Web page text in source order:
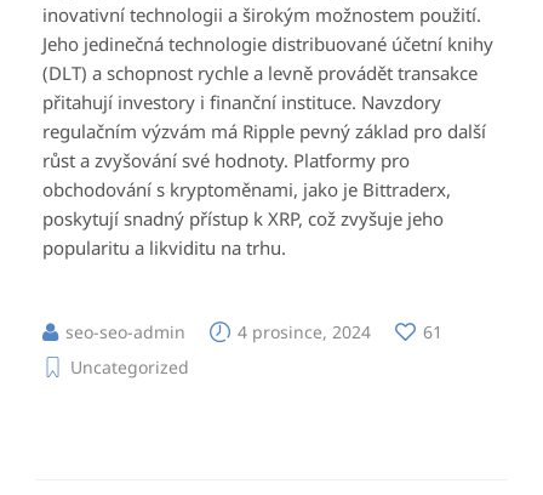
inovativní technologii a širokým možnostem použití.
Jeho jedinečná technologie distribuované účetní knihy
(DLT) a schopnost rychle a levně provádět transakce
přitahují investory i finanční instituce. Navzdory
regulačním výzvám má Ripple pevný základ pro další
růst a zvyšování své hodnoty. Platformy pro
obchodování s kryptoměnami, jako je Bittraderx,
poskytují snadný přístup k XRP, což zvyšuje jeho
popularitu a likviditu na trhu.
seo-seo-admin 4 prosince, 2024
61
Uncategorized